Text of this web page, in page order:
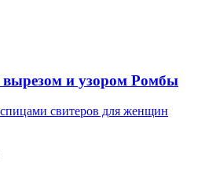
вырезом и узором Ромбы
свитеров для женщин